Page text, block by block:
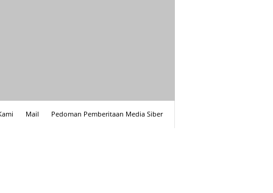
Mail Pedoman Pemberitaan Media Siber